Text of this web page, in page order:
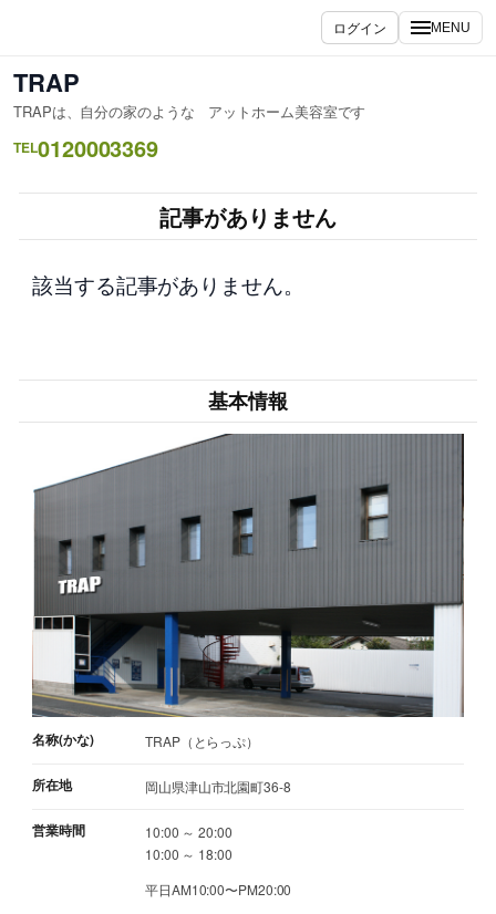
を
ス
キ
ッ
ログイン MENU
TRAP
TRAPは、自分の家のような アットホーム美容室です
TEL0120003369
記事がありません
該当する記事がありません。
基本情報
名称(かな) TRAP（とらっぷ）
所在地 岡山県津山市北園町36-8
営業時間
10:00 ～ 20:00
10:00 ～ 18:00
平日AM10:00〜PM20:00